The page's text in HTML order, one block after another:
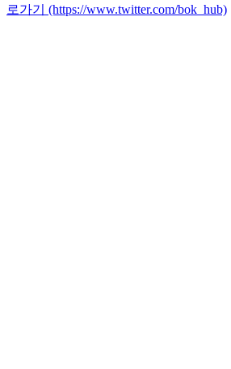
로가기 (https://www.twitter.com/bok_hub)